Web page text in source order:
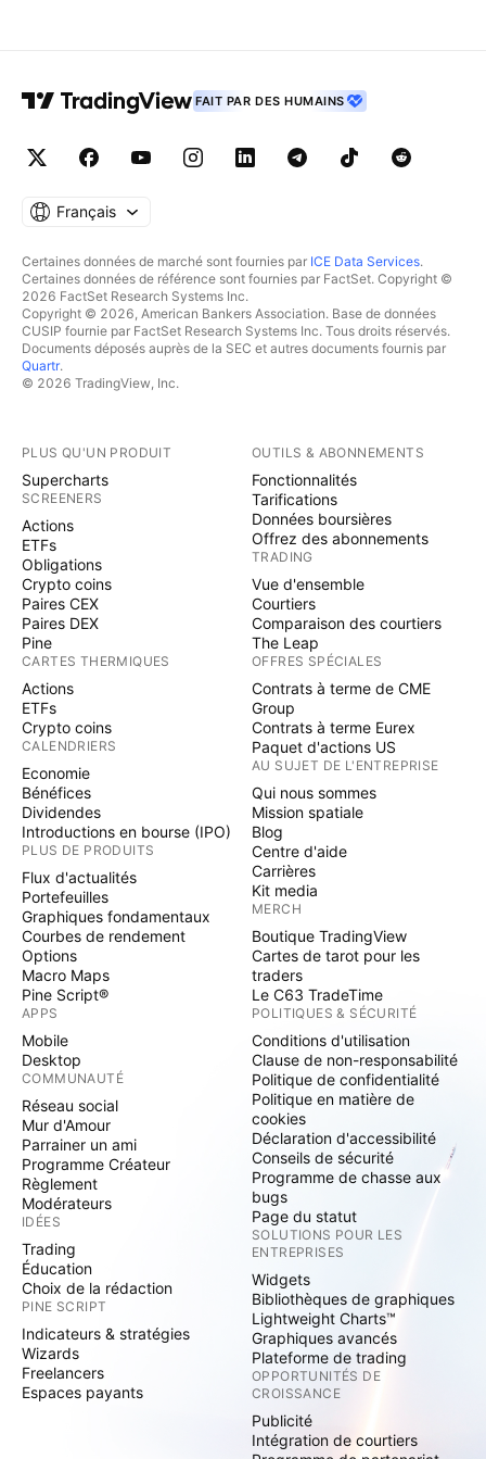
FAIT PAR DES HUMAINS
Français
Certaines données de marché sont fournies par ICE Data Services.
Certaines données de référence sont fournies par FactSet. Copyright ©
2026 FactSet Research Systems Inc.
Copyright © 2026, American Bankers Association. Base de données
CUSIP fournie par FactSet Research Systems Inc. Tous droits réservés.
Documents déposés auprès de la SEC et autres documents fournis par
Quartr.
© 2026 TradingView, Inc.
PLUS QU'UN PRODUIT
Supercharts
SCREENERS
Actions
ETFs
Obligations
Crypto coins
Paires CEX
Paires DEX
Pine
CARTES THERMIQUES
Actions
ETFs
Crypto coins
CALENDRIERS
Economie
Bénéfices
Dividendes
Introductions en bourse (IPO)
PLUS DE PRODUITS
Flux d'actualités
Portefeuilles
Graphiques fondamentaux
Courbes de rendement
Options
Macro Maps
Pine Script®
APPS
Mobile
Desktop
COMMUNAUTÉ
Réseau social
Mur d'Amour
Parrainer un ami
Programme Créateur
Règlement
Modérateurs
IDÉES
Trading
Éducation
Choix de la rédaction
PINE SCRIPT
Indicateurs & stratégies
Wizards
Freelancers
Espaces payants
OUTILS & ABONNEMENTS
Fonctionnalités
Tarifications
Données boursières
Offrez des abonnements
TRADING
Vue d'ensemble
Courtiers
Comparaison des courtiers
The Leap
OFFRES SPÉCIALES
Contrats à terme de CME
Group
Contrats à terme Eurex
Paquet d'actions US
AU SUJET DE L'ENTREPRISE
Qui nous sommes
Mission spatiale
Blog
Centre d'aide
Carrières
Kit media
MERCH
Boutique TradingView
Cartes de tarot pour les
traders
Le C63 TradeTime
POLITIQUES & SÉCURITÉ
Conditions d'utilisation
Clause de non-responsabilité
Politique de confidentialité
Politique en matière de
cookies
Déclaration d'accessibilité
Conseils de sécurité
Programme de chasse aux
bugs
Page du statut
SOLUTIONS POUR LES
ENTREPRISES
Widgets
Bibliothèques de graphiques
Lightweight Charts™
Graphiques avancés
Plateforme de trading
OPPORTUNITÉS DE
CROISSANCE
Publicité
Intégration de courtiers